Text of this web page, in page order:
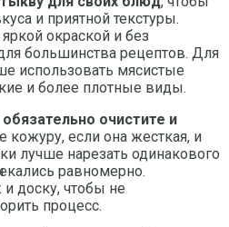
и приятной текстуры.
окраской и без
большинства рецептов. Для
использовать мясистые
и более плотные виды.
очистите и
кожуру, если она жесткая, и
лучше нарезать одинакового
равномерно.
доску, чтобы не
процесс.